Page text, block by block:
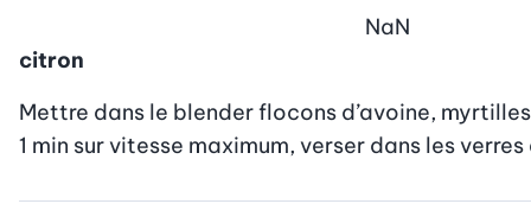
citron
NaN
Mettre dans le blender flocons d’avoine,
1 min sur vitesse maximum, verser dans les